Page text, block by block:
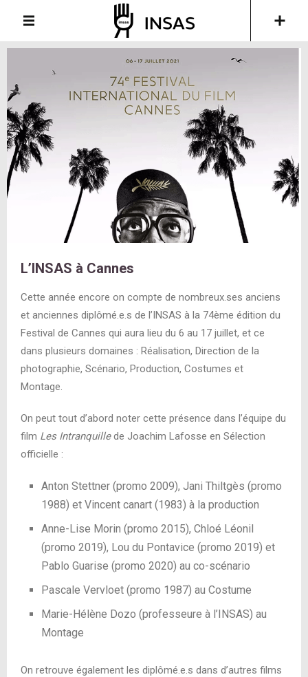
L’INSAS à Cannes
Cette année encore on compte de nombreux.ses anciens
et anciennes diplômé.e.s de l’INSAS à la 74ème édition du
Festival de Cannes qui aura lieu du 6 au 17 juillet, et ce
dans plusieurs domaines : Réalisation, Direction de la
photographie, Scénario, Production, Costumes et
Montage.
On peut tout d’abord noter cette présence dans l’équipe du
film Les Intranquillede Joachim Lafosse en Sélection
officielle :
Anton Stettner (promo 2009), Jani Thiltgès (promo
1988) et Vincent canart (1983) à la production
Anne-Lise Morin (promo 2015), Chloé Léonil
(promo 2019), Lou du Pontavice (promo 2019) et
Pablo Guarise (promo 2020) au co-scénario
Pascale Vervloet (promo 1987) au Costume
Marie-Hélène Dozo (professeure à l’INSAS) au
Montage
On retrouve également les diplômé.e.s dans d’autres films